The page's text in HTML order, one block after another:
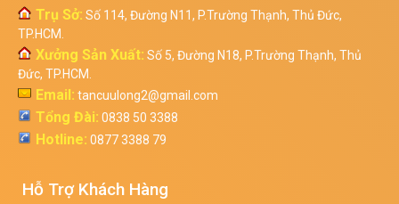
Trụ Sở: Số 114, Đường N11, P.Trường Thạnh, Thủ Đức,
TP.HCM.
Xưởng Sản Xuất: Số 5, Đường N18, P.Trường Thạnh, Thủ
Đức, TP.HCM.
Email: tancuulong2@gmail.com
Tổng Đài: 0838 50 3388
Hotline: 0877 3388 79
Hỗ Trợ Khách Hàng